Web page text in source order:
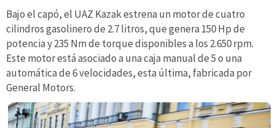
Bajo el capó, el UAZ Kazak estrena un motor de cuatro
cilindros gasolinero de 2.7 litros, que genera 150 Hp de
potencia y 235 Nm de torque disponibles a los 2.650 rpm.
Este motor está asociado a una caja manual de 5 o una
automática de 6 velocidades, esta última, fabricada por
General Motors.